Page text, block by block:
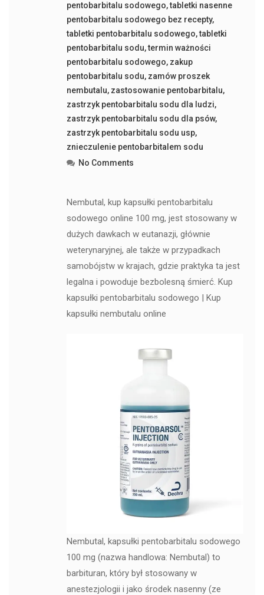
pentobarbitalu sodowego,tabletki nasenne
pentobarbitalu sodowego bez recepty,
tabletki pentobarbitalu sodowego,tabletki
pentobarbitalu sodu,termin ważności
pentobarbitalu sodowego, zakup
pentobarbitalu sodu, zamów proszek
nembutalu, zastosowanie pentobarbitalu,
zastrzyk pentobarbitalu sodu dla ludzi,
zastrzyk pentobarbitalu sodu dla psów,
zastrzyk pentobarbitalu sodu usp,
znieczulenie pentobarbitalem sodu
No Comments
Nembutal, kup kapsułki pentobarbitalu
sodowego online 100 mg, jest stosowany w
dużych dawkach w eutanazji, głównie
weterynaryjnej, ale także w przypadkach
samobójstw w krajach, gdzie praktyka ta jest
legalna i powoduje bezbolesną śmierć. Kup
kapsułki pentobarbitalu sodowego | Kup
kapsułki nembutalu online
Nembutal, kapsułki pentobarbitalu sodowego
100 mg (nazwa handlowa: Nembutal) to
barbituran, który był stosowany w
anestezjologii i jako środek nasenny (ze